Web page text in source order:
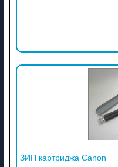
ЗИП картриджа Canon